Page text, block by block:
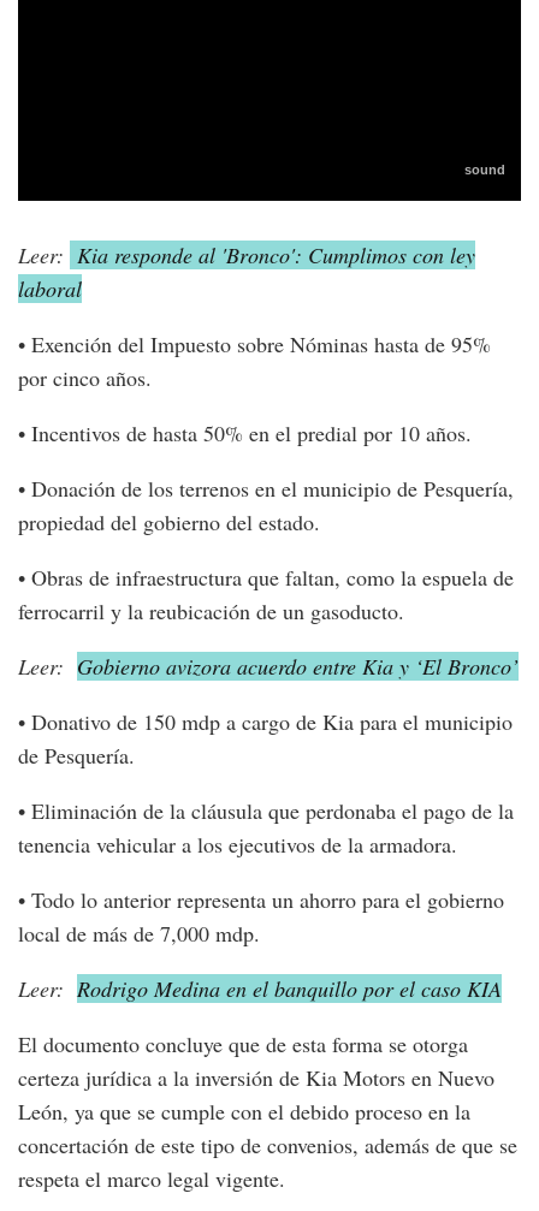
Leer: Kia responde al 'Bronco': Cumplimos con ley
laboral
• Exención del Impuesto sobre Nóminas hasta de 95%
por cinco años.
• Incentivos de hasta 50% en el predial por 10 años.
• Donación de los terrenos en el municipio de Pesquería,
propiedad del gobierno del estado.
• Obras de infraestructura que faltan, como la espuela de
ferrocarril y la reubicación de un gasoducto.
Leer: Gobierno avizora acuerdo entre Kia y ‘El Bronco’
• Donativo de 150 mdp a cargo de Kia para el municipio
de Pesquería.
• Eliminación de la cláusula que perdonaba el pago de la
tenencia vehicular a los ejecutivos de la armadora.
• Todo lo anterior representa un ahorro para el gobierno
local de más de 7,000 mdp.
Leer: Rodrigo Medina en el banquillo por el caso KIA
El documento concluye que de esta forma se otorga
certeza jurídica a la inversión de Kia Motors en Nuevo
León, ya que se cumple con el debido proceso en la
concertación de este tipo de convenios, además de que se
respeta el marco legal vigente.